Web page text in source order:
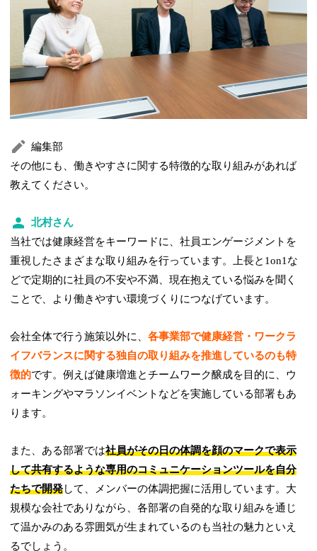
編集部
その他にも、働きやすさに関する特徴的な取り組みがあれば
教えてください。
北村さん
当社では健康経営をキーワードに、社員エンゲージメントを
重視したさまざまな取り組みを行っています。上長と1on1な
どで定期的に社員の不安や不満、現在抱えている悩みを聞く
ことで、より働きやすい環境づくりにつなげています。
会社全体で行う施策以外に、各事業部で健康経営・ワークラ
イフバランスに関する独自の取り組みを推進しているのも特
徴的です。例えば健康増進とチームワーク醸成を目的に、ウ
ォーキングやマラソンイベントなどを実施している部署もあ
ります。
また、ある部署では社員がその日の体調を顔のマークで表示
して共有するような専用のコミュニケーションツールを自分
たちで開発して、メンバーの体調把握に活用しています。大
規模な会社でありながら、各部署の自発的な取り組みを通じ
て温かみのある雰囲気が生まれているのも当社の魅力といえ
るでしょう。